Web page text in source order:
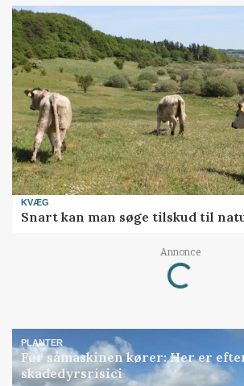
KVÆG
Snart kan man søge tilskud til
Annonce
Loading...
PLANTER
Før såmaskinen kører: Her er
skadedyrsrisici